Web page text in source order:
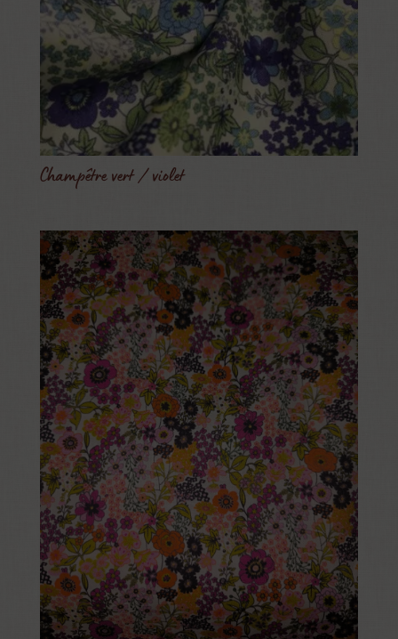
Champêtre vert / violet